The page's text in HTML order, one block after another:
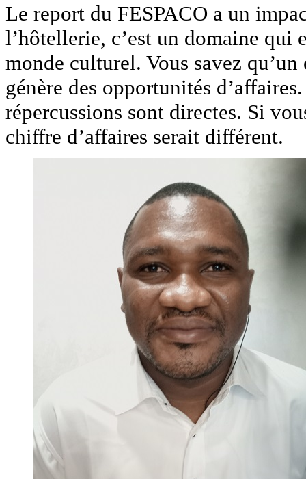
Le report du FESPACO a un
l’hôtellerie, c’est un domaine
monde culturel. Vous savez
génère des opportunités
répercussions sont directes. Si
chiffre d’affaires serait différent.